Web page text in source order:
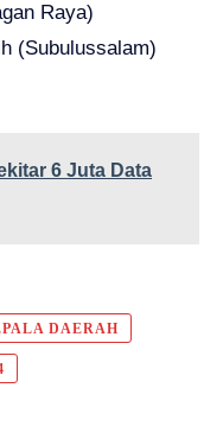
Raya)
(Subulussalam)
6 Juta Data
DAERAH